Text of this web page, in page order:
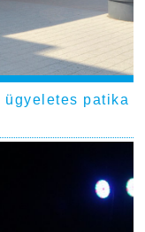
ügyeletes patika